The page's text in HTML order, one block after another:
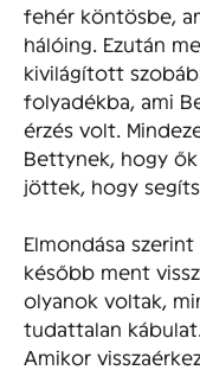
fehér köntösbe,
hálóing. Ezután
kivilágított
folyadékba, ami
érzés volt.
Bettynek, hogy
jöttek, hogy
Elmondása
később ment
olyanok voltak,
tudattalan
Amikor